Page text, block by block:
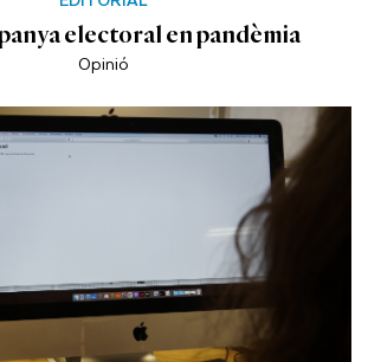
electoral en pandèmia
Opinió